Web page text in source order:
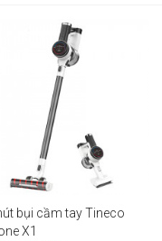
bụi cầm tay Tineco
X1